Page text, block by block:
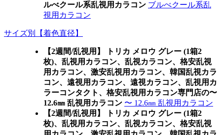
ルべクール系乱視用カラコン ブルべクール系乱
視用カラコン
サイズ別【着色直径】
【2週間/乱視用】 トリカ メロウ グレー (1箱2
枚)、乱視用カラコン、乱視カラコン、格安乱視
用カラコン、激安乱視用カラコン、韓国乱視カラ
コン、遠視用カラコン、遠視カラコン、乱視用カ
ラーコンタクト、格安乱視用カラコン専門店の〜
12.6㎜ 乱視用カラコン 〜 12.6㎜ 乱視用カラコン
【2週間/乱視用】 トリカ メロウ グレー (1箱2
枚)、乱視用カラコン、乱視カラコン、格安乱視